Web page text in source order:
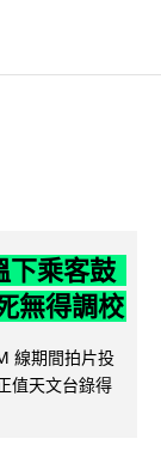
下乘客鼓
無得調校
線期間拍片投
值天文台錄得